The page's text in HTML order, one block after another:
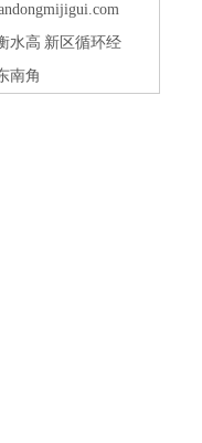
水高 新区循环经
南角